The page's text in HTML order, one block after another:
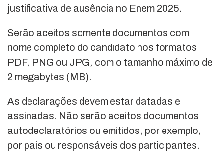
justificativa de ausência no Enem 2025.
Serão aceitos somente documentos com
nome completo do candidato nos formatos
PDF, PNG ou JPG, com o tamanho máximo de
2 megabytes (MB).
As declarações devem estar datadas e
assinadas. Não serão aceitos documentos
autodeclaratórios ou emitidos, por exemplo,
por pais ou responsáveis dos participantes.